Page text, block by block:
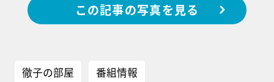
この記事の写真を見る
徹子の部屋 番組情報